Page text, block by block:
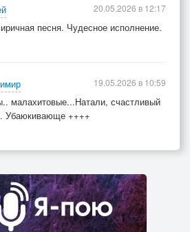
песня. Чудесное исполнение.
20.05.2026 в 12:17
малахитовые...Натали, счастливый
Убаюкивающе ++++
19.05.2026 в 10:59